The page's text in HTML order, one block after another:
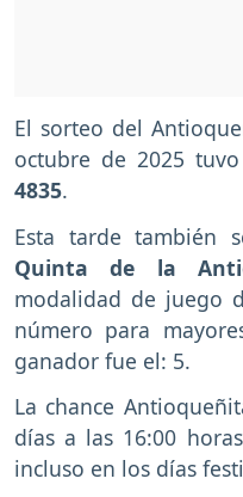
El sorteo del
octubre de 2025
4835.
Esta tarde también
Quinta de la
modalidad de juego
número para
ganador fue el: 5.
La chance
días a las 16:00
incluso en los días